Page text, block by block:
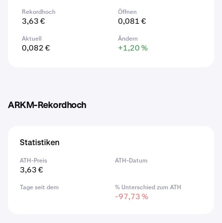
Rekordhoch
3,63 €
Öffnen
0,081 €
Aktuell
0,082 €
Ändern
+1,20 %
ARKM-Rekordhoch
Statistiken
ATH-Preis
3,63 €
ATH-Datum
Tage seit dem % Unterschied zum ATH
-97,73 %